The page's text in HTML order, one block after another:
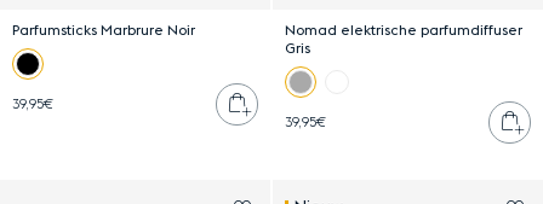
Parfumsticks Marbrure Noir
39,95€ Plaats in winkelwagen
Nomad elektrische parfumdiffuser
Gris
39,95€